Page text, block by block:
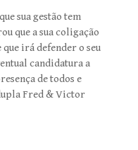
sua gestão tem
que a sua coligação
irá defender o seu
candidatura a
de todos e
Fred & Victor